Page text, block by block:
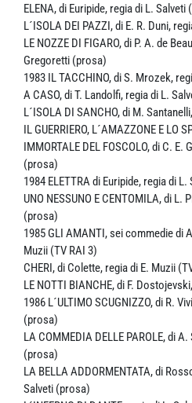
ELENA, di Euripide, regia di L. Salveti
L´ISOLA DEI PAZZI, di E. R. Duni,
LE NOZZE DI FIGARO, di P. A. de
Gregoretti (prosa)
1983 IL TACCHINO, di S. Mrozek,
A CASO, di T. Landolfi, regia di L.
L´ISOLA DI SANCHO, di M.
IL GUERRIERO, L´AMAZZONE E LO
IMMORTALE DEL FOSCOLO, di C. E.
(prosa)
1984 ELETTRA di Euripide, regia di
UNO NESSUNO E CENTOMILA, di
(prosa)
1985 GLI AMANTI, sei commedie di
Muzii (TV RAI 3)
CHERI, di Colette, regia di E. Muzii
LE NOTTI BIANCHE, di F.
1986 L´ULTIMO SCUGNIZZO, di R.
(prosa)
LA COMMEDIA DELLE PAROLE, di
(prosa)
LA BELLA ADDORMENTATA, di
Salveti (prosa)